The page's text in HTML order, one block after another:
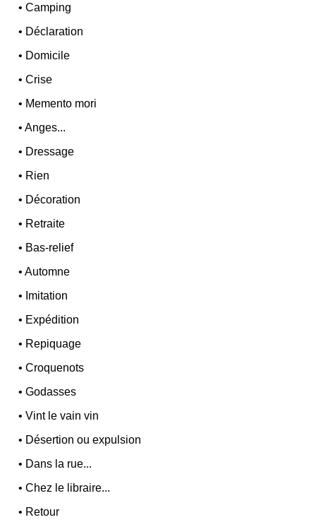
•Camping
• Déclaration
• Domicile
•Crise
• Memento mori
•Anges...
• Dressage
• Rien
• Décoration
• Retraite
• Bas-relief
•Automne
• Imitation
• Expédition
• Repiquage
•Croquenots
•Godasses
•Vint le vain vin
• Désertion ou expulsion
• Dans la rue...
•Chez le libraire...
• Retour